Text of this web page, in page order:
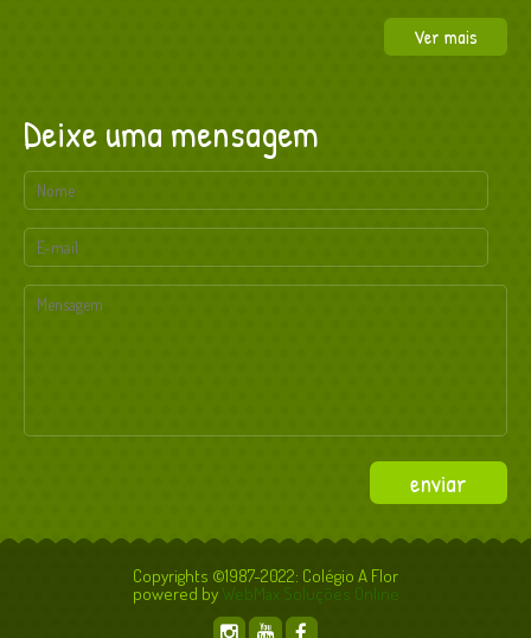
Ver mais
Deixe uma mensagem
Copyrights ©1987-2022: Colégio A Flor
powered by WebMax Soluções Online